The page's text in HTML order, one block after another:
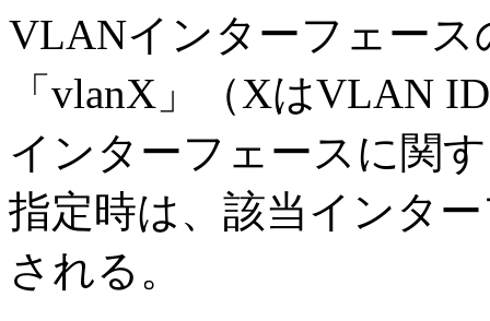
VLANインターフェー
「vlanX」（XはVLAN
インターフェースに関
指定時は、該当インタ
される。